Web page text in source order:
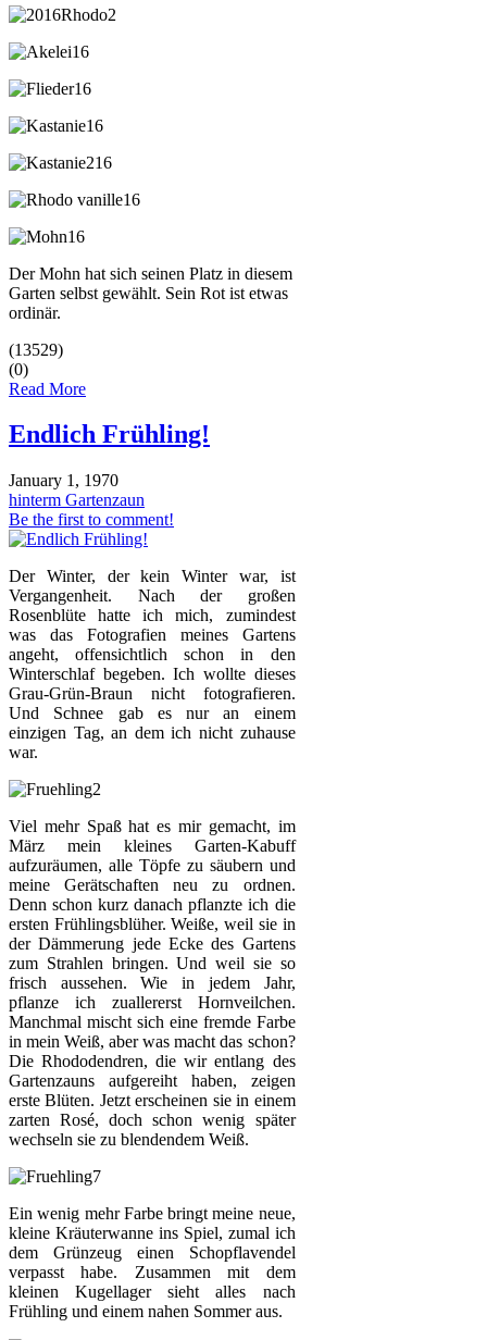
Der Mohn hat sich seinen Platz in diesem
Garten selbst gewählt. Sein Rot ist etwas
ordinär.
(13529)
(0)
Read More
Endlich Frühling!
January 1, 1970
hinterm Gartenzaun
Be the first to comment!
Der Winter, der kein Winter war, ist
Vergangenheit. Nach der großen
Rosenblüte hatte ich mich, zumindest
was das Fotografien meines Gartens
angeht, offensichtlich schon in den
Winterschlaf begeben. Ich wollte dieses
Grau-Grün-Braun nicht fotografieren.
Und Schnee gab es nur an einem
einzigen Tag, an dem ich nicht zuhause
war.
Viel mehr Spaß hat es mir gemacht, im
März mein kleines Garten-Kabuff
aufzuräumen, alle Töpfe zu säubern und
meine Gerätschaften neu zu ordnen.
Denn schon kurz danach pflanzte ich die
ersten Frühlingsblüher. Weiße, weil sie in
der Dämmerung jede Ecke des Gartens
zum Strahlen bringen. Und weil sie so
frisch aussehen. Wie in jedem Jahr,
pflanze ich zuallererst Hornveilchen.
Manchmal mischt sich eine fremde Farbe
in mein Weiß, aber was macht das schon?
Die Rhododendren, die wir entlang des
Gartenzauns aufgereiht haben, zeigen
erste Blüten. Jetzt erscheinen sie in einem
zarten Rosé, doch schon wenig später
wechseln sie zu blendendem Weiß.
Ein wenig mehr Farbe bringt meine neue,
kleine Kräuterwanne ins Spiel, zumal ich
dem Grünzeug einen Schopflavendel
verpasst habe. Zusammen mit dem
kleinen Kugellager sieht alles nach
Frühling und einem nahen Sommer aus.